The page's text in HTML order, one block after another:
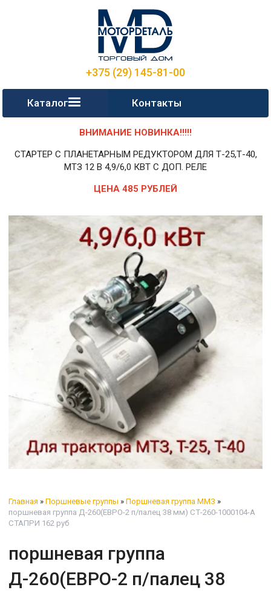
+375 (29) 145-81-00
Каталог Контакты
ВНИМАНИЕ НОВИНКА!!!!!
СТАРТЕР С ПЛАНЕТАРНЫМ РЕДУКТОРОМ ДЛЯ Т-25,Т-40,
МТЗ 12 В 4,9/6,0 КВТ С ДОП. РЕЛЕ
ЦЕНА 485 РУБЛЕЙ
Главная » Поршневые группы » Поршневая группа ММЗ »
поршневая группа Д-260(ЕВРО-2 п/палец 38 мм) СТ-260-1000104-А
СТАПРИ 162 руб
поршневая группа
Д-260(ЕВРО-2 п/палец 38